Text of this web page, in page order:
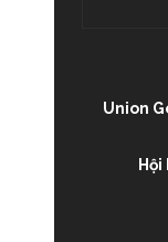
Union